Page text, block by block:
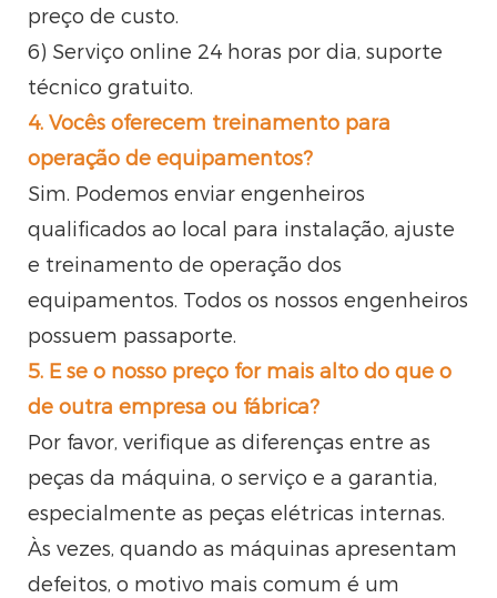
preço de custo.
6) Serviço online 24 horas por dia, suporte
técnico gratuito.
4. Vocês oferecem treinamento para
operação de equipamentos?
Sim. Podemos enviar engenheiros
qualificados ao local para instalação, ajuste
e treinamento de operação dos
equipamentos. Todos os nossos engenheiros
possuem passaporte.
5. E se o nosso preço for mais alto do que o
de outra empresa ou fábrica?
Por favor, verifique as diferenças entre as
peças da máquina, o serviço e a garantia,
especialmente as peças elétricas internas.
Às vezes, quando as máquinas apresentam
defeitos, o motivo mais comum é um